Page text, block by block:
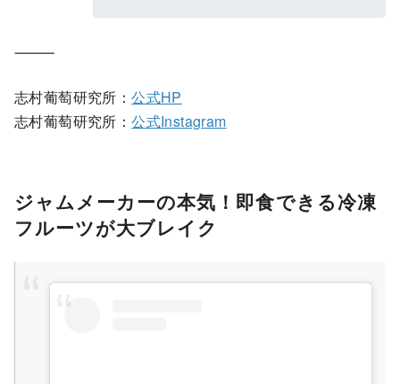
⸻
志村葡萄研究所：公式HP
志村葡萄研究所：公式Instagram
ジャムメーカーの本気！即食できる冷凍
フルーツが大ブレイク